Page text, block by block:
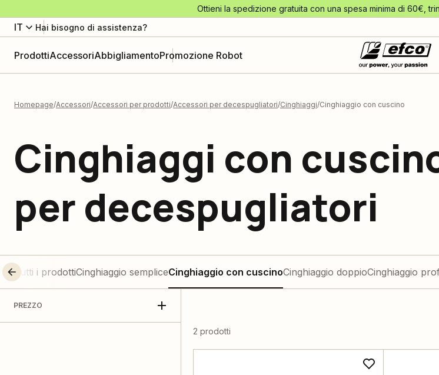
Ottieni la spedizione gratuita con una spesa minima di 60€,
IT Hai bisogno di assistenza?
ProdottiAccessoriAbbigliamentoPromozione Robot
Homepage Accessori Accessori per prodotti Accessori per decespugliatori Cinghiaggi Cinghiaggio con cuscino
Cinghiaggi con
per decespugliatori
Tutti i prodottiCinghiaggio sempliceCinghiaggio con cuscinoCinghiaggio doppioCinghiaggio
PREZZO
2 prodotti